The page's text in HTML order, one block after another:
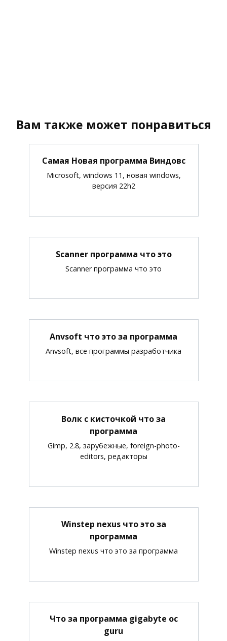
Вам также может понравиться
Самая Новая программа Виндовс
Microsoft, windows 11, новая windows,
версия 22h2
Scanner программа что это
Scanner программа что это
Anvsoft что это за программа
Anvsoft, все программы разработчика
Волк с кисточкой что за
программа
Gimp, 2.8, зарубежные, foreign-photo-
editors, редакторы
Winstep nexus что это за
программа
Winstep nexus что это за программа
Что за программа gigabyte oc
guru